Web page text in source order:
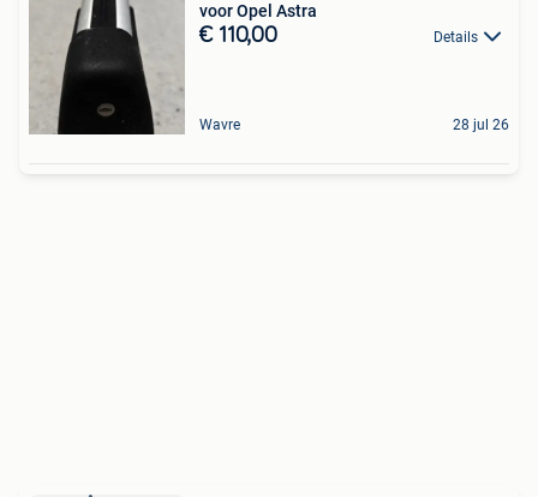
voor Opel Astra
€ 110,00 Details
Wavre 28 jul 26